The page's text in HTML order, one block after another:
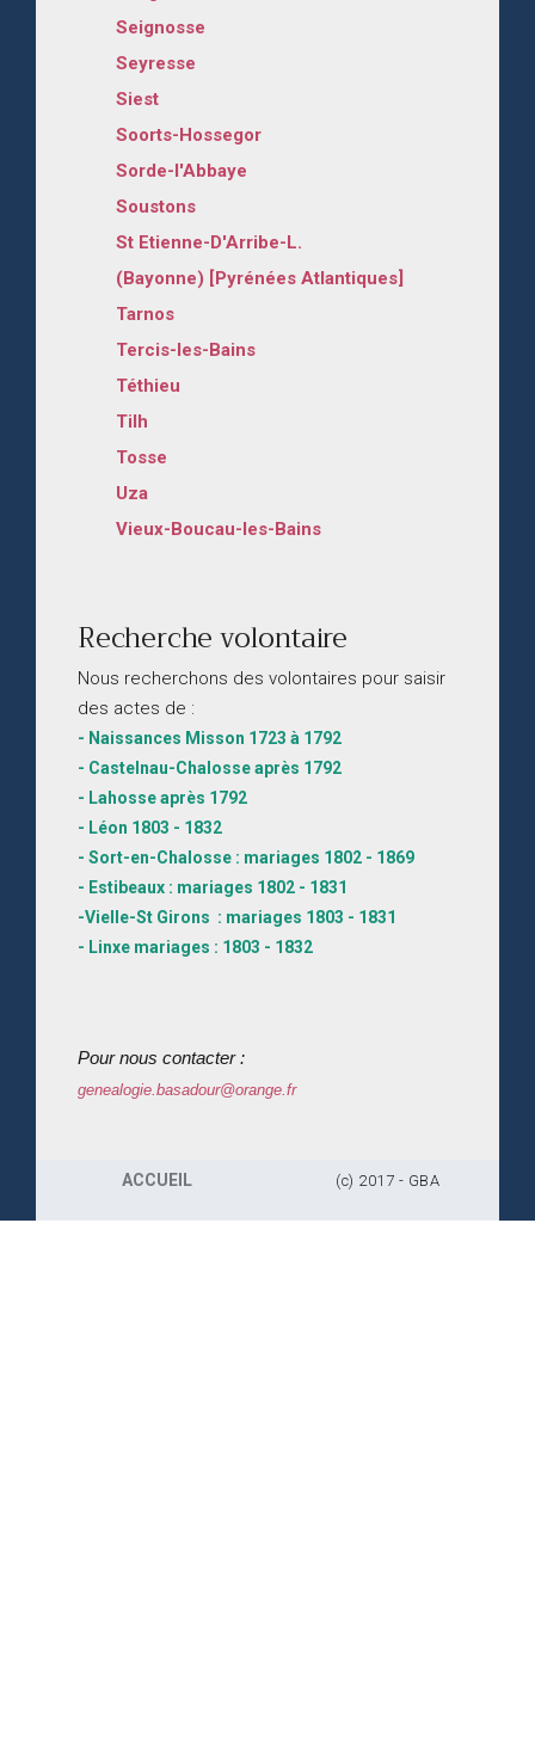
Seignosse
Seyresse
Siest
Soorts-Hossegor
Sorde-l'Abbaye
Soustons
St Etienne-D'Arribe-L.
(Bayonne) [Pyrénées Atlantiques]
Tarnos
Tercis-les-Bains
Téthieu
Tilh
Tosse
Uza
Vieux-Boucau-les-Bains
Recherche volontaire
Nous recherchons des volontaires pour saisir
des actes de :
- Naissances Misson 1723 à 1792
- Castelnau-Chalosse après 1792
- Lahosse après 1792
- Léon 1803 - 1832
- Sort-en-Chalosse : mariages 1802 - 1869
- Estibeaux : mariages 1802 - 1831
-Vielle-St Girons : mariages 1803 - 1831
- Linxe mariages : 1803 - 1832
Pour nous contacter :
genealogie.basadour@orange.fr
ACCUEIL (c) 2017 - GBA